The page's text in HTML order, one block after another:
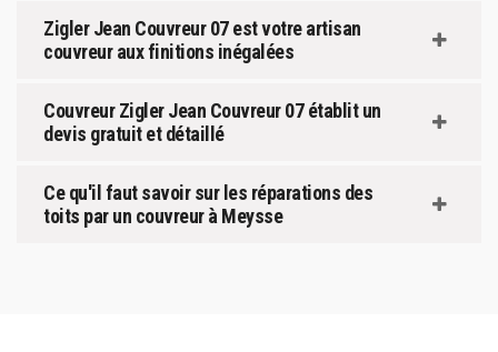
Zigler Jean Couvreur 07 est votre artisan
couvreur aux finitions inégalées
Couvreur Zigler Jean Couvreur 07 établit un
devis gratuit et détaillé
Ce qu'il faut savoir sur les réparations des
toits par un couvreur à Meysse